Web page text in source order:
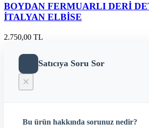
BOYDAN FERMUARLI DERİ
İTALYAN ELBİSE
2.750,00 TL
Satıcıya Soru Sor
×
Bu ürün hakkında sorunuz nedir?